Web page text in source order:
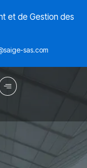
et de Gestion des
sas.com